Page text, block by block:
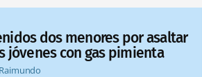
dos menores por asaltar
jóvenes con gas pimienta